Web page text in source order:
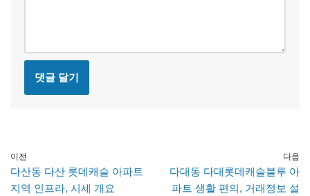
이전
다산동 다산 롯데캐슬 아파트
지역 인프라, 시세 개요
다음
다대동 다대롯데캐슬블루 아
파트 생활 편의, 거래정보 설